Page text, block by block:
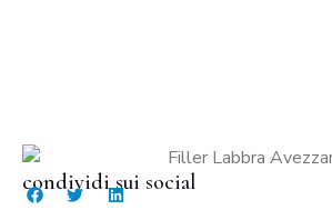
condividi sui social